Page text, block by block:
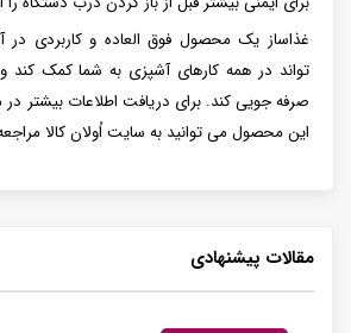
غذاساز یک محصول فوق العاده و کاربردی
تواند در همه کارهای آشپزی به شما کمک
صرفه جویی کند. برای دریافت اطلاعات بیشتر در
این محصول می توانید به سایت اُولان کالا
مقالات پیشنهادی